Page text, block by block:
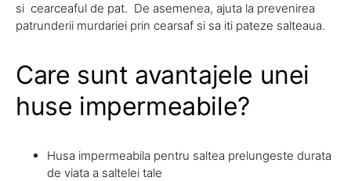
si cearceaful de pat. De asemenea, ajuta la prevenirea
patrunderii murdariei prin cearsaf si sa iti pateze salteaua.
Care sunt avantajele unei
huse impermeabile?
Husa impermeabila pentru saltea prelungeste durata
de viata a saltelei tale